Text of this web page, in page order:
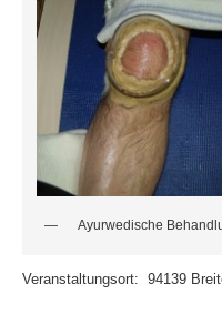
Ayurwedische
Veranstaltungsort: 94139